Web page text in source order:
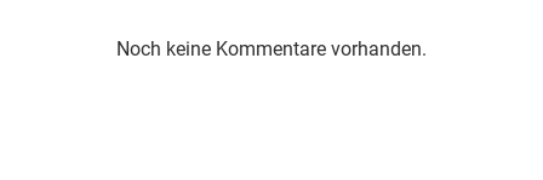
Noch keine Kommentare vorhanden.